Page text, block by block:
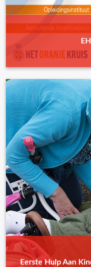
Eerste Hulp Aan